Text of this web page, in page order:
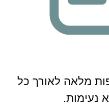
מלאה לאורך כל
נעימות.